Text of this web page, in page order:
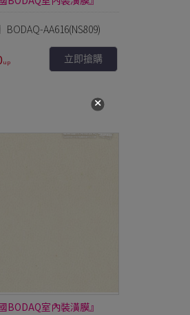
BODAQ-AA616(NS809)
立即搶購
BODAQ室內裝潢膜』